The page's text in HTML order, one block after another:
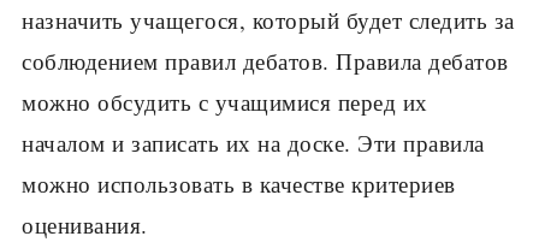
назначить учащегося, который будет следить за
со­блюдением правил дебатов. Правила дебатов
можно обсудить с учащимися перед их
началом и записать их на доске. Эти правила
можно использовать в каче­стве критериев
оценивания.